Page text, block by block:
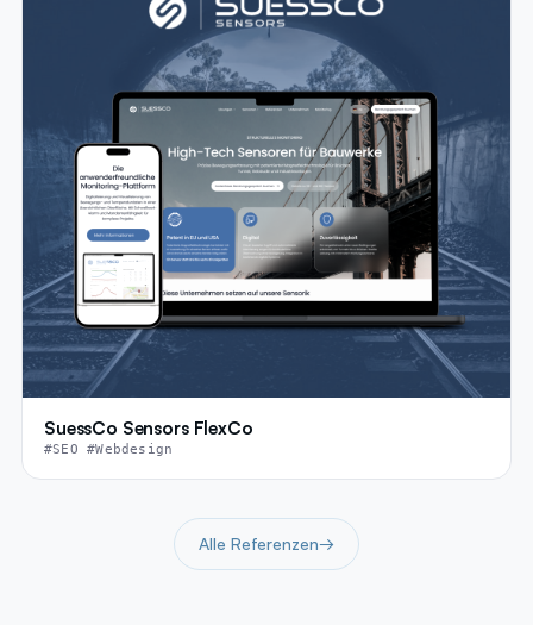
SuessCo Sensors FlexCo
#SEO #Webdesign
Alle Referenzen→